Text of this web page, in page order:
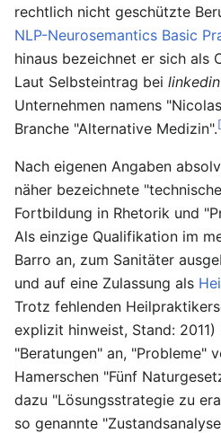
rechtlich nicht geschützte
NLP-Neurosemantics Basic
hinaus bezeichnet er sich als
Laut Selbsteintrag bei linkedin
Unternehmen namens
Branche "Alternative Medizin".
Nach eigenen Angaben
näher bezeichnete
Fortbildung in Rhetorik und
Als einzige Qualifikation im
Barro an, zum Sanitäter
und auf eine Zulassung als
Trotz fehlenden
explizit hinweist, Stand:
"Beratungen" an, "Probleme"
Hamerschen "Fünf
dazu "Lösungsstrategie zu
so genannte